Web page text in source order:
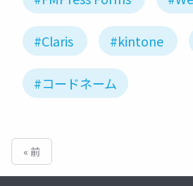
#Claris #kintone
#コードネーム
« 前